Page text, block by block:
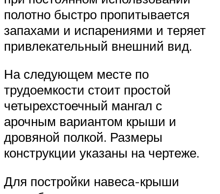
полотно быстро пропитывается
запахами и испарениями и теряет
привлекательный внешний вид.
На следующем месте по
трудоемкости стоит простой
четырехстоечный мангал с
арочным вариантом крыши и
дровяной полкой. Размеры
конструкции указаны на чертеже.
Для постройки навеса-крыши